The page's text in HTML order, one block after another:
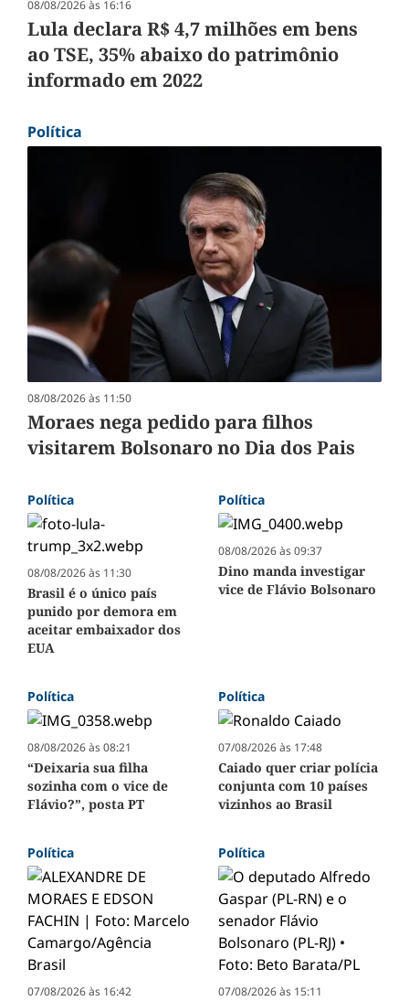
08/08/2026 às 16:16
Lula declara R$ 4,7 milhões em bens
ao TSE, 35% abaixo do patrimônio
informado em 2022
Política
08/08/2026 às 11:50
Moraes nega pedido para filhos
visitarem Bolsonaro no Dia dos Pais
Política
08/08/2026 às 11:30
Brasil é o único país
punido por demora em
aceitar embaixador dos
EUA
Política
08/08/2026 às 09:37
Dino manda investigar
vice de Flávio Bolsonaro
Política
08/08/2026 às 08:21
“Deixaria sua filha
sozinha com o vice de
Flávio?”, posta PT
Política
07/08/2026 às 17:48
Caiado quer criar polícia
conjunta com 10 países
vizinhos ao Brasil
Política
07/08/2026 às 16:42
Política
07/08/2026 às 15:11